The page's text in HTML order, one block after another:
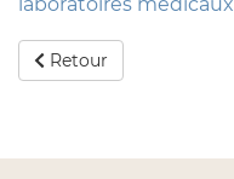
Retour